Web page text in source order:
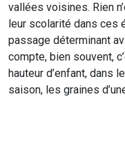
vallées voisines. Rien
leur scolarité dans ces
passage déterminant
compte, bien souvent,
hauteur d’enfant, dans
saison, les graines